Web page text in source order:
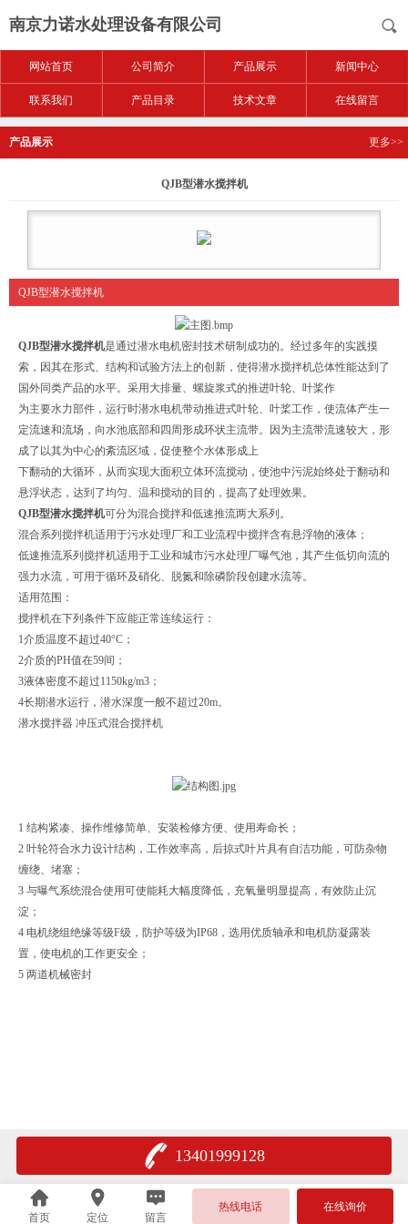
南京力诺水处理设备有限公司
网站首页 公司简介 产品展示 新闻中心
联系我们 产品目录 技术文章 在线留言
产品展示 更多>>
QJB型潜水搅拌机
QJB型潜水搅拌机
QJB型潜水搅拌机是通过潜水电机密封技术研制成功的。经过多年的实践摸
索，因其在形式、结构和试验方法上的创新，使得潜水搅拌机总体性能达到了
国外同类产品的水平。采用大排量、螺旋浆式的推进叶轮、叶桨作
为主要水力部件，运行时潜水电机带动推进式叶轮、叶桨工作，使流体产生一
定流速和流场，向水池底部和四周形成环状主流带。因为主流带流速较大，形
成了以其为中心的紊流区域，促使整个水体形成上
下翻动的大循环，从而实现大面积立体环流搅动，使池中污泥始终处于翻动和
悬浮状态，达到了均匀、温和搅动的目的，提高了处理效果。
QJB型潜水搅拌机可分为混合搅拌和低速推流两大系列。
混合系列搅拌机适用于污水处理厂和工业流程中搅拌含有悬浮物的液体；
低速推流系列搅拌机适用于工业和城市污水处理厂曝气池，其产生低切向流的
强力水流，可用于循环及硝化、脱氮和除磷阶段创建水流等。
适用范围：
搅拌机在下列条件下应能正常连续运行：
1介质温度不超过40°C；
2介质的PH值在59间；
3液体密度不超过1150kg/m3；
4长期潜水运行，潜水深度一般不超过20m。
潜水搅拌器 冲压式混合搅拌机
1 结构紧凑、操作维修简单、安装检修方便、使用寿命长；
2 叶轮符合水力设计结构，工作效率高，后掠式叶片具有自洁功能，可防杂物
缠绕、堵塞；
3 与曝气系统混合使用可使能耗大幅度降低，充氧量明显提高，有效防止沉
淀；
4 电机绕组绝缘等级F级，防护等级为IP68，选用优质轴承和电机防凝露装
置，使电机的工作更安全；
5 两道机械密封
13401999128
首页 定位 留言
热线电话 在线询价